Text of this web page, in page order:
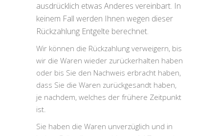
ausdrücklich etwas Anderes vereinbart. In
keinem Fall werden Ihnen wegen dieser
Rückzahlung Entgelte berechnet.
Wir können die Rückzahlung verweigern, bis
wir die Waren wieder zurückerhalten haben
oder bis Sie den Nachweis erbracht haben,
dass Sie die Waren zurückgesandt haben,
je nachdem, welches der frühere Zeitpunkt
ist.
Sie haben die Waren unverzüglich und in